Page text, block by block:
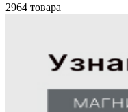
2964 товара